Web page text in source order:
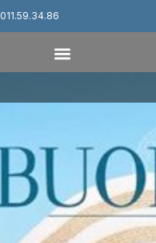
011.59.34.86